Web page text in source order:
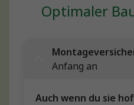
Optimaler
Anfang an
Auch wenn du sie